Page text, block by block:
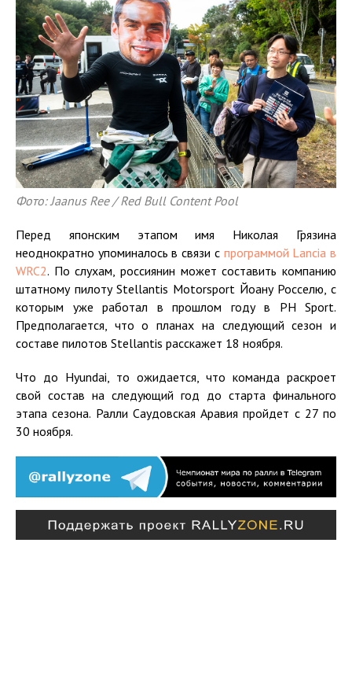
Фото: Jaanus Ree / Red Bull Content Pool
Перед японским этапом имя Николая Грязина
неоднократно упоминалось в связи с программой Lancia в
WRC2. По слухам, россиянин может составить компанию
штатному пилоту Stellantis Motorsport Йоану Росселю, с
которым уже работал в прошлом году в PH Sport.
Предполагается, что о планах на следующий сезон и
составе пилотов Stellantis расскажет 18 ноября.
Что до Hyundai, то ожидается, что команда раскроет
свой состав на следующий год до старта финального
этапа сезона. Ралли Саудовская Аравия пройдет с 27 по
30 ноября.